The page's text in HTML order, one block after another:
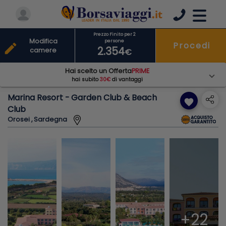
Marina Resort - Garden Club & Beach
Club
favorite
Orosei , Sardegna
+22
Prezzo Finito per 2
persone
2.354€
Procedi
edit
Modifica
camere
Hai scelto un OffertaPRIME
hai subito30€di vantaggi